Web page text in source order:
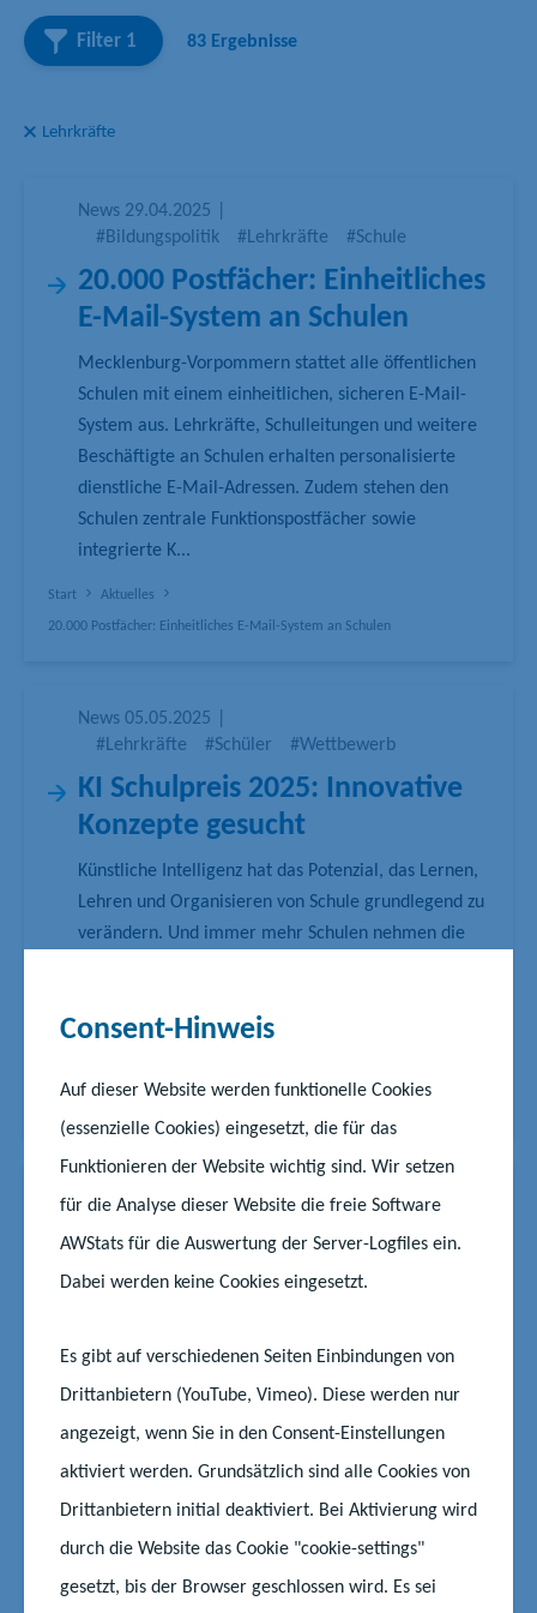
Consent-Hinweis
Auf dieser Website werden funktionelle Cookies
(essenzielle Cookies) eingesetzt, die für das
Funktionieren der Website wichtig sind. Wir setzen
für die Analyse dieser Website die freie Software
AWStats für die Auswertung der Server-Logfiles ein.
Dabei werden keine Cookies eingesetzt.
Es gibt auf verschiedenen Seiten Einbindungen von
Drittanbietern (YouTube, Vimeo). Diese werden nur
angezeigt, wenn Sie in den Consent-Einstellungen
aktiviert werden. Grundsätzlich sind alle Cookies von
Drittanbietern initial deaktiviert. Bei Aktivierung wird
durch die Website das Cookie "cookie-settings"
gesetzt, bis der Browser geschlossen wird. Es sei
h
b
r
Filter 1 83 Ergebnisse
Lehrkräfte
News 29.04.2025
#Bildungspolitik
#Lehrkräfte #Schule
20.000 Postfächer: Einheitliches
E-Mail-System an Schulen
Mecklenburg-Vorpommern stattet alle öffentlichen
Schulen mit einem einheitlichen, sicheren E-Mail-
System aus. Lehrkräfte, Schulleitungen und weitere
Beschäftigte an Schulen erhalten personalisierte
dienstliche E-Mail-Adressen. Zudem stehen den
Schulen zentrale Funktionspostfächer sowie
integrierte K...
Start
Aktuelles
20.000 Postfächer: Einheitliches E-Mail-System an Schulen
News 05.05.2025
#Lehrkräfte
#Schüler #Wettbewerb
KI Schulpreis 2025: Innovative
Konzepte gesucht
Künstliche Intelligenz hat das Potenzial, das Lernen,
Lehren und Organisieren von Schule grundlegend zu
verändern. Und immer mehr Schulen nehmen die
integrieren. Der Schulpreis KI 2025 zeichnet Schulen
News 07.05.2025
#Lehrkräfte
Streitschlichtung an Schulen
breiter etablieren
Das Land will das Programm der Streitschlichtung
unterstützende pädagogische Fachkräfte
fortgebildet werden, die ihre Kenntnisse dann
weitergeben können. Ziel ist es, im Schuljahr
2025/2026 ca. 100 Schülerinnen und Schüler in
Aktuelles Streitschlichtung an Schulen breiter etablieren